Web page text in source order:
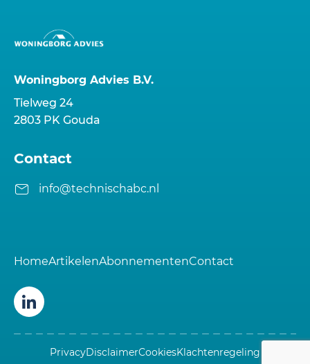
Woningborg Advies B.V.
Tielweg 24
2803 PK Gouda
Contact
info@technischabc.nl
HomeArtikelenAbonnementenContact
Volg ons op LinkedIn
PrivacyDisclaimerCookiesKlachtenregeling